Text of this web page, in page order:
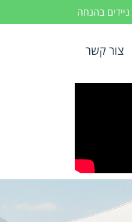
ניידים בהנחה
צור קשר